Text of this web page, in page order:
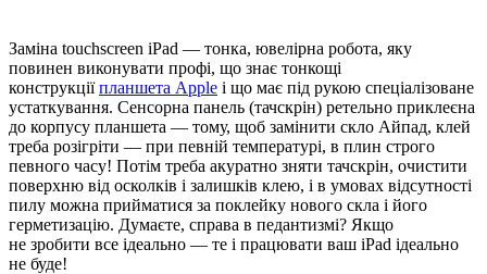
Заміна touchscreen iPad — тонка, ювелірна робота, яку
повинен виконувати профі, що знає тонкощі
конструкціїпланшета Apple і що має під рукою спеціалізоване
устаткування. Сенсорна панель (тачскрін) ретельно приклеєна
до корпусу планшета — тому, щоб замінити скло Айпад, клей
треба розігріти — при певній температурі, в плин строго
певного часу! Потім треба акуратно зняти тачскрін, очистити
поверхню від осколків і залишків клею, і в умовах відсутності
пилу можна прийматися за поклейку нового скла і його
герметизацію. Думаєте, справа в педантизмі? Якщо
не зробити все ідеально — те і працювати ваш iPad ідеально
не буде!